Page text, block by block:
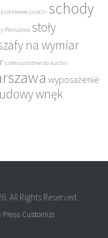
jarocin schody
Warszawa stoły
na wymiar
szkło ozdobne do kuchni
wyposażenie
wnęk
All Rights Reserved.
Press Customizr.